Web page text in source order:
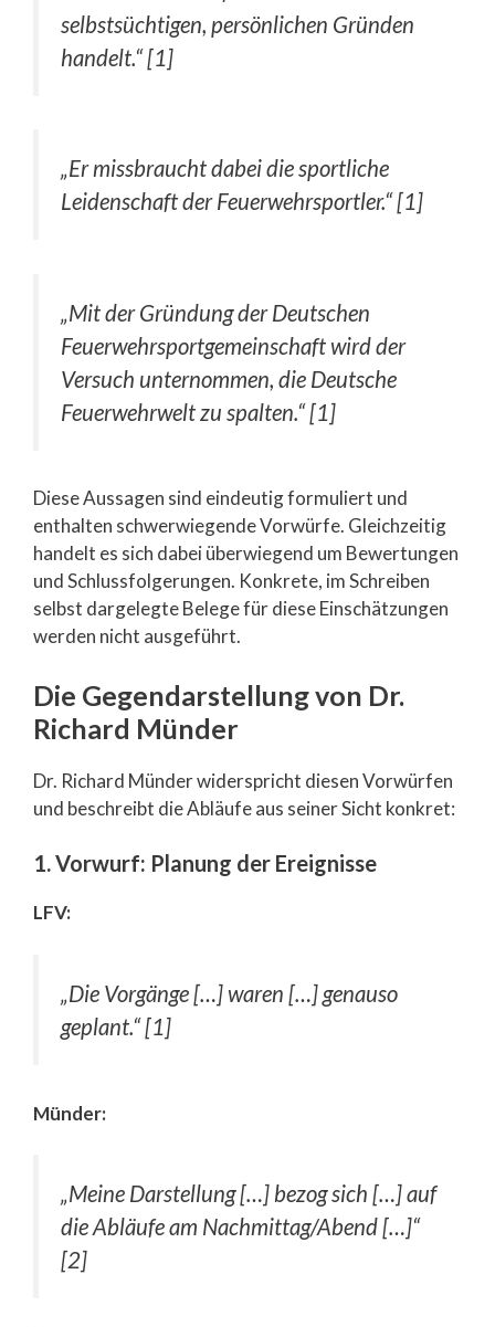
selbstsüchtigen, persönlichen Gründen
handelt.“ [1]
„Er missbraucht dabei die sportliche
Leidenschaft der Feuerwehrsportler.“ [1]
„Mit der Gründung der Deutschen
Feuerwehrsportgemeinschaft wird der
Versuch unternommen, die Deutsche
Feuerwehrwelt zu spalten.“ [1]
Diese Aussagen sind eindeutig formuliert und
enthalten schwerwiegende Vorwürfe. Gleichzeitig
handelt es sich dabei überwiegend um Bewertungen
und Schlussfolgerungen. Konkrete, im Schreiben
selbst dargelegte Belege für diese Einschätzungen
werden nicht ausgeführt.
Die Gegendarstellung von Dr.
Richard Münder
Dr. Richard Münder widerspricht diesen Vorwürfen
und beschreibt die Abläufe aus seiner Sicht konkret:
1. Vorwurf: Planung der Ereignisse
LFV:
„Die Vorgänge […] waren […] genauso
geplant.“ [1]
Münder:
„Meine Darstellung […] bezog sich […] auf
die Abläufe am Nachmittag/Abend […]“
[2]